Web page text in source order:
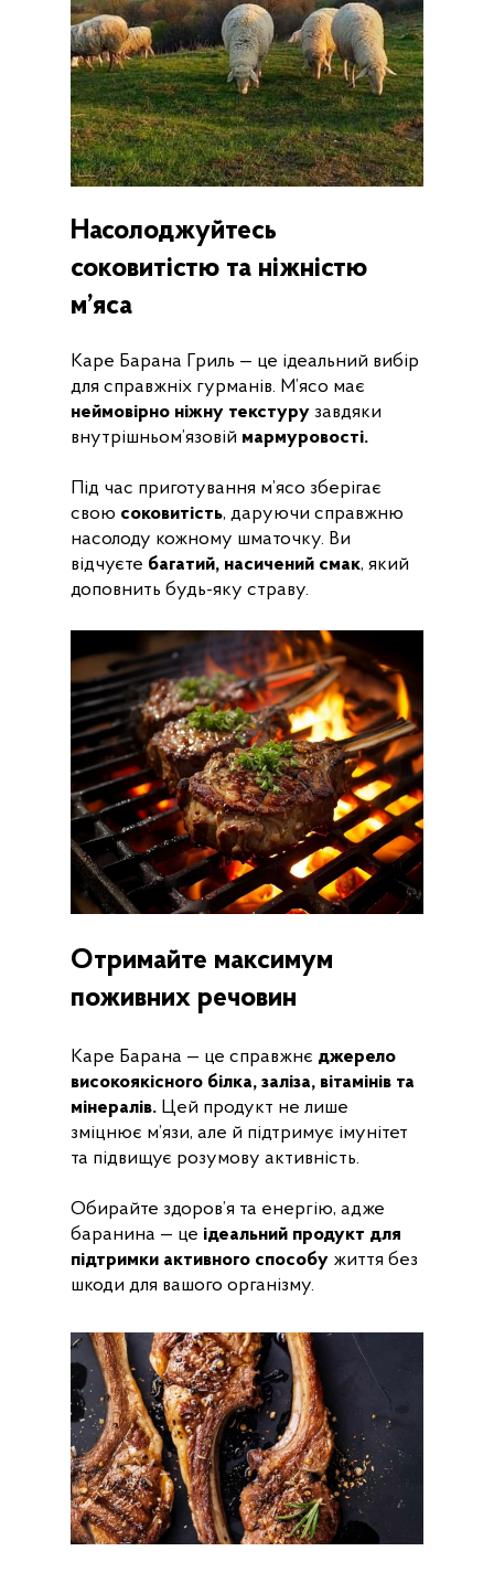
Насолоджуйтесь
соковитістю та ніжністю
м’яса
Каре Барана Гриль — це ідеальний вибір
для справжніх гурманів. М’ясо має
неймовірно ніжну текстуру завдяки
внутрішньом’язовій мармуровості.
Під час приготування м’ясо зберігає
свою соковитість, даруючи справжню
насолоду кожному шматочку. Ви
відчуєте багатий, насичений смак, який
доповнить будь-яку страву.
Отримайте максимум
поживних речовин
Каре Барана — це справжнє джерело
високоякісного білка, заліза, вітамінів та
мінералів. Цей продукт не лише
зміцнює м’язи, але й підтримує імунітет
та підвищує розумову активність.
Обирайте здоров’я та енергію, адже
баранина — це ідеальний продукт для
підтримки активного способу життя без
шкоди для вашого організму.